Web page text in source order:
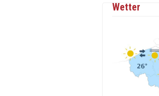
Wetter